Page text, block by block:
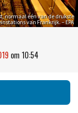
normaal één van de drukste
van Frankrijk. – EPA
om 10:54